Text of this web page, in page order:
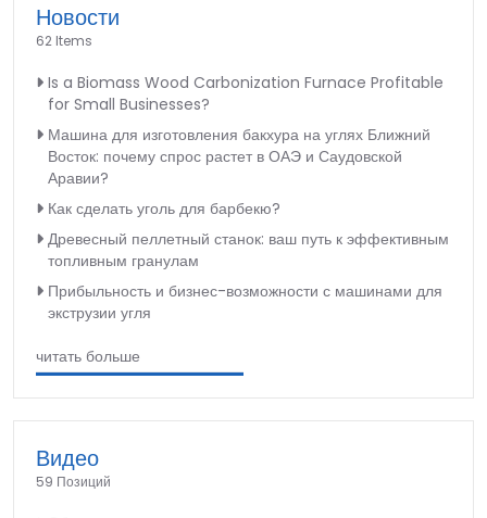
Новости
62 Items
Is a Biomass Wood Carbonization Furnace Profitable
for Small Businesses?
Машина для изготовления бакхура на углях Ближний
Восток: почему спрос растет в ОАЭ и Саудовской
Аравии?
Как сделать уголь для барбекю?
Древесный пеллетный станок: ваш путь к эффективным
топливным гранулам
Прибыльность и бизнес-возможности с машинами для
экструзии угля
читать больше
Видео
59 Позиций